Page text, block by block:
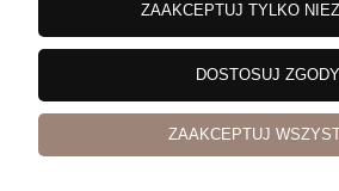
INFORMACJE
O NAS
ZAAKCEPTUJ TYLKO
DOSTOSUJ ZGODY
ZAAKCEPTUJ